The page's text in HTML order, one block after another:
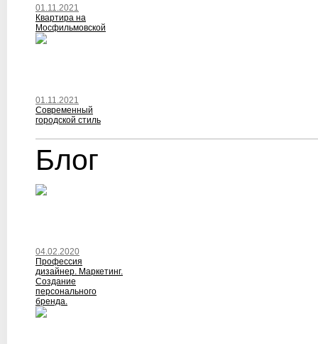
01.11.2021
Квартира на
Мосфильмовской
01.11.2021
Современный
городской стиль
Блог
04.02.2020
Профессия
дизайнер. Маркетинг.
Создание
персонального
бренда.